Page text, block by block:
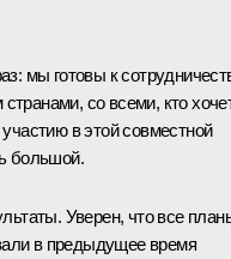
мы готовы к
со всеми, кто
в этой совместной
большой.
Уверен, что все
в предыдущее время